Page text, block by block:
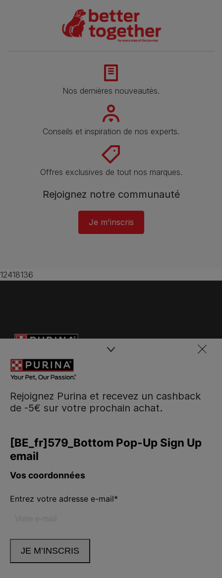
Nos dernières nouveautés.
Conseils et inspiration de nos experts.
Offres exclusives de tout nos marques.
Rejoignez notre communauté
Je m'inscris
12418136
Rejoignez Purina et recevez un cashback
de -5€ sur votre prochain achat.
Neem contact met ons op